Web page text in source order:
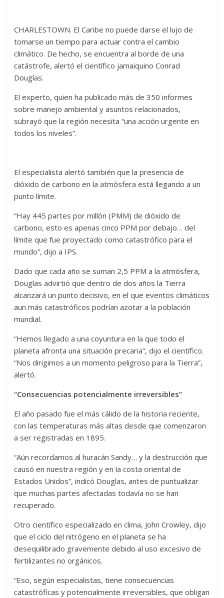
CHARLESTOWN. El Caribe no puede darse el lujo de
tomarse un tiempo para actuar contra el cambio
climático. De hecho, se encuentra al borde de una
catástrofe, alertó el científico jamaiquino Conrad
Douglas.
El experto, quien ha publicado más de 350 informes
sobre manejo ambiental y asuntos relacionados,
subrayó que la región necesita “una acción urgente en
todos los niveles”.
El especialista alertó también que la presencia de
dióxido de carbono en la atmósfera está llegando a un
punto límite.
“Hay 445 partes por millón (PMM) de dióxido de
carbono, esto es apenas cinco PPM por debajo… del
límite que fue proyectado como catastrófico para el
mundo”, dijo a IPS.
Dado que cada año se suman 2,5 PPM a la atmósfera,
Douglas advirtió que dentro de dos años la Tierra
alcanzará un punto decisivo, en el que eventos climáticos
aun más catastróficos podrían azotar a la población
mundial.
“Hemos llegado a una coyuntura en la que todo el
planeta afronta una situación precaria”, dijo el científico.
“Nos dirigimos a un momento peligroso para la Tierra”,
alertó.
“Consecuencias potencialmente irreversibles”
El año pasado fue el más cálido de la historia reciente,
con las temperaturas más altas desde que comenzaron
a ser registradas en 1895.
“Aún recordamos al huracán Sandy… y la destrucción que
causó en nuestra región y en la costa oriental de
Estados Unidos”, indicó Douglas, antes de puntualizar
que muchas partes afectadas todavía no se han
recuperado.
Otro científico especializado en clima, John Crowley, dijo
que el ciclo del nitrógeno en el planeta se ha
desequilibrado gravemente debido al uso excesivo de
fertilizantes no orgánicos.
“Eso, según especialistas, tiene consecuencias
catastróficas y potencialmente irreversibles, que obligan